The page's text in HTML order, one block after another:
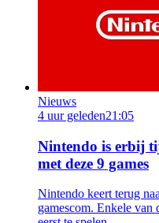
Nieuws
4 uur geleden21:05
Nintendo is erbij
met deze 9 games
Nintendo keert terug
gamescom. Enkele van